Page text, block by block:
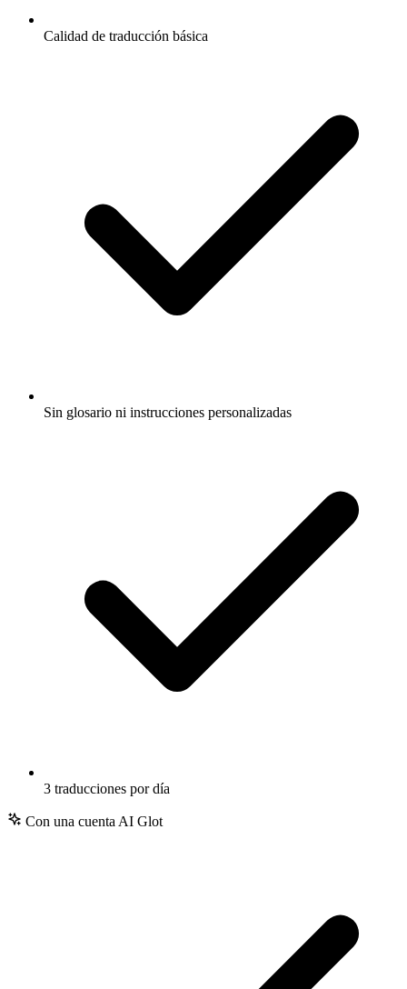
Calidad de traducción básica
Sin glosario ni instrucciones personalizadas
3 traducciones por día
Con una cuenta AI Glot